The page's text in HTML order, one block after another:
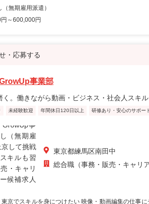
無期雇用派遣）
～600,000円
・応募する
事業部
く。働きながら動画・ビジネス・社会人スキル
未経験歓迎 年間休日120日以上 研修あり・安心のサポー
東京都練馬区南田中
総合職（事務・販売・キャリ
東京でスキルを身につけたい 映像・動画編集の仕事